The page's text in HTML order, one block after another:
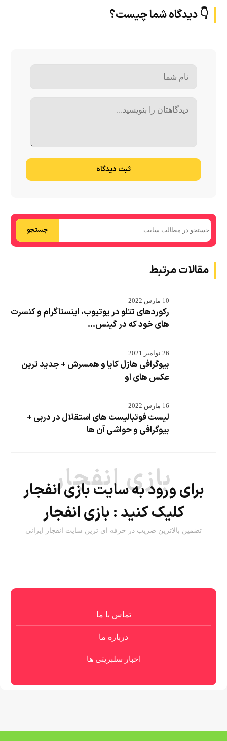
👇 دیدگاه شما چیست؟
ثبت دیدگاه
جستجو
مقالات مرتبط
10 مارس 2022
رکوردهای تتلو در یوتیوب، اینستاگرام و کنسرت
های خود که در گینس...
26 نوامبر 2021
بیوگرافی هازل کایا و همسرش + جدید ترین
عکس های او
16 مارس 2022
لیست فوتبالیست های استقلال در دربی +
بیوگرافی و حواشی آن ها
بازی انفجار
برای ورود به سایت بازی انفجار
کلیک کنید : بازی انفجار
تضمین بالاترین ضریب در حرفه ای ترین سایت انفجار ایرانی
تماس با ما
درباره ما
اخبار سلبریتی ها